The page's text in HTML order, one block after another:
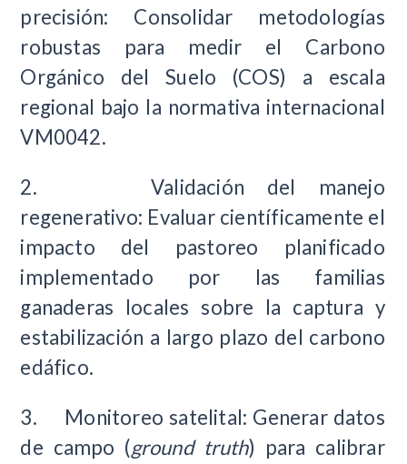
precisión: Consolidar metodologías
robustas para medir el Carbono
Orgánico del Suelo (COS) a escala
regional bajo la normativa internacional
VM0042.
2.
Validación del manejo
regenerativo: Evaluar científicamente el
impacto del pastoreo planificado
implementado por las familias
ganaderas locales sobre la captura y
estabilización a largo plazo del carbono
edáfico.
3. Monitoreo satelital: Generar datos
de campo (ground truth) para calibrar